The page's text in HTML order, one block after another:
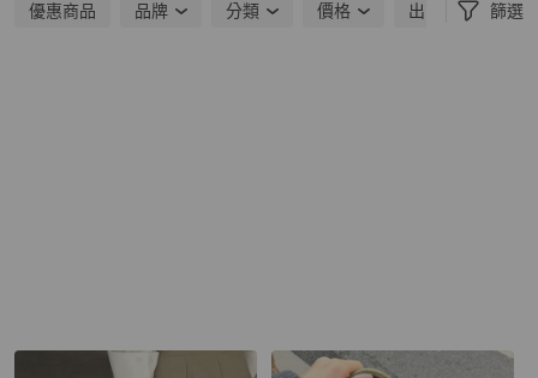
優惠商品 品牌 分類 價格 出貨地點 篩選